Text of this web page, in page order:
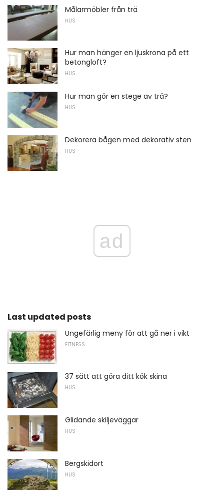
Målarmöbler från trä
HUS
Hur man hänger en ljuskrona på ett
betongloft?
HUS
Hur man gör en stege av trä?
HUS
Dekorera bågen med dekorativ sten
HUS
ad
Last updated posts
Ungefärlig meny för att gå ner i vikt
FITNESS
37 sätt att göra ditt kök skina
HUS
Glidande skiljeväggar
HUS
Bergskidort
HUS